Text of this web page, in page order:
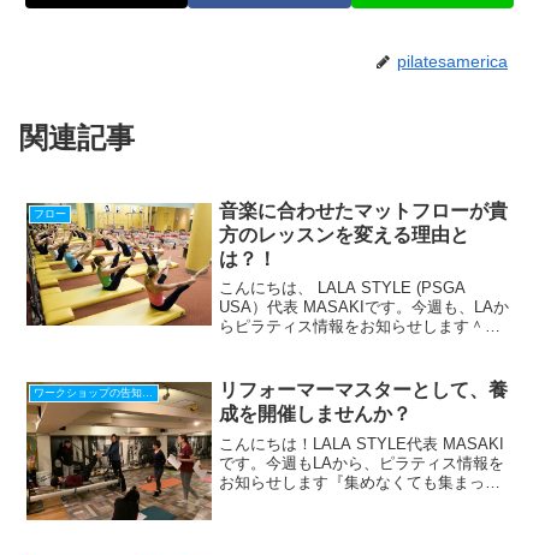
pilatesamerica
関連記事
フロー
音楽に合わせたマットフローが貴
方のレッスンを変える理由と
は？！
こんにちは、 LALA STYLE (PSGA
USA）代表 MASAKIです。今週も、LAか
らピラティス情報をお知らせします＾＾
クショップのお申し...
ワークショップの告知、感想
リフォーマーマスターとして、養
成を開催しませんか？
こんにちは！LALA STYLE代表 MASAKI
です。今週もLAから、ピラティス情報を
お知らせします『集めなくても集まって